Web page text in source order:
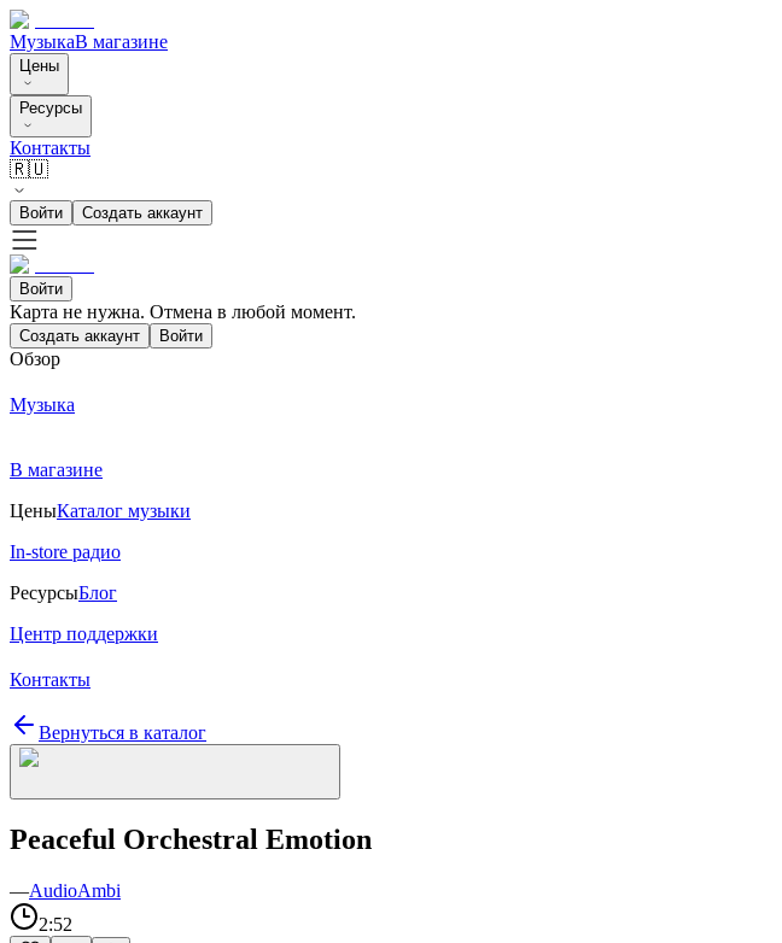
МузыкаВ магазине
Цены
Ресурсы
Контакты
🇷🇺
Войти Создать аккаунт
Войти
Карта не нужна. Отмена в любой момент.
Создать аккаунт Войти
Обзор
Музыка
В магазине
ЦеныКаталог музыки
In-store радио
РесурсыБлог
Центр поддержки
Контакты
Вернуться в каталог
Peaceful Orchestral Emotion
—AudioAmbi
2:52